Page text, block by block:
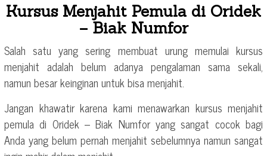
Kursus Menjahit Pemula di Oridek
– Biak Numfor
Salah satu yang sering membuat urung memulai kursus
menjahit adalah belum adanya pengalaman sama sekali,
namun besar keinginan untuk bisa menjahit.
Jangan khawatir karena kami menawarkan kursus menjahit
pemula di Oridek – Biak Numfor yang sangat cocok bagi
Anda yang belum pernah menjahit sebelumnya namun sangat